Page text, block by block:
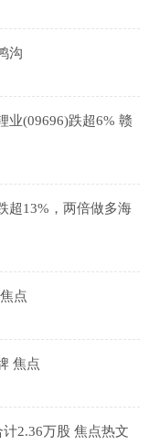
沟
业(09696)跌超6% 赣
超13%，两倍做多海
点
焦点
2.36万股 焦点热文